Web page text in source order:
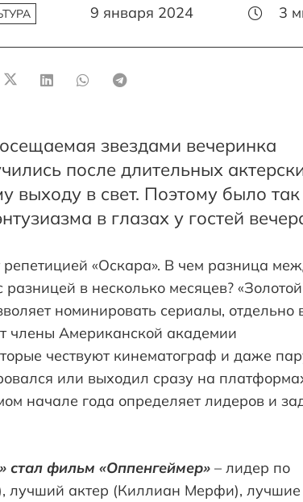
9 января 2024 3
звездами вечеринка
после длительных
выходу в свет. Поэтому было
в глазах у гостей
репетицией «Оскара». В чем разница
в несколько месяцев? «Золотой
номинировать сериалы, отдельно
члены Американской академии
чествуют кинематограф и даже
или выходил сразу на
начале года определяет лидеров и
стал фильм «Оппенгеймер»– лидер по
лучший актер (Киллиан Мерфи), лучшие